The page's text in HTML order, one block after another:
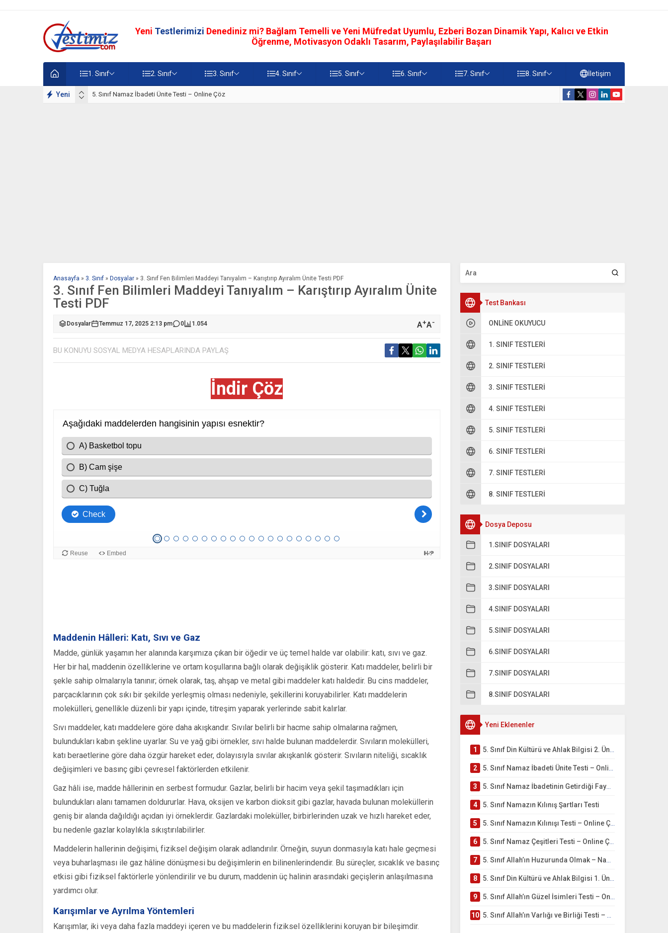
Yeni Testlerimizi Denediniz mi? Bağlam Temelli ve Yeni Müfredat Uyumlu, Ezberi Bozan Dinamik Yapı, Kalıcı ve Etkin
Öğrenme, Motivasyon Odaklı Tasarım, Paylaşılabilir Başarı
1. Sınıf 2. Sınıf 3. Sınıf 4. Sınıf 5. Sınıf 6. Sınıf 7. Sınıf 8. Sınıf İletişim
Yeni 5. Sınıf Namaz İbadeti Ünite Testi – Online Çöz
Test Bankası
ONLINE OKUYUCU
1. SINIF TESTLERI
2. SINIF TESTLERI
3. SINIF TESTLERI
4. SINIF TESTLERI
5. SINIF TESTLERI
6. SINIF TESTLERI
7. SINIF TESTLERI
8. SINIF TESTLERI
Dosya Deposu
1.SINIF DOSYALARI
2.SINIF DOSYALARI
3.SINIF DOSYALARI
4.SINIF DOSYALARI
5.SINIF DOSYALARI
6.SINIF DOSYALARI
7.SINIF DOSYALARI
8.SINIF DOSYALARI
Yeni Eklenenler
1 5. Sınıf Din Kültürü ve Ahlak Bilgisi 2. Ünite: Namaz İbadeti Çalışmaları
2 5. Sınıf Namaz İbadeti Ünite Testi – Online Çöz
3 5. Sınıf Namaz İbadetinin Getirdiği Faydalar Testi
4 5. Sınıf Namazın Kılınış Şartları Testi
5 5. Sınıf Namazın Kılınışı Testi – Online Çöz
6 5. Sınıf Namaz Çeşitleri Testi – Online Çöz
7 5. Sınıf Allah’ın Huzurunda Olmak – Namaz İbadeti Testi
8 5. Sınıf Din Kültürü ve Ahlak Bilgisi 1. Ünite: Allah İnancı Çalışmaları
9 5. Sınıf Allah’ın Güzel İsimleri Testi – Online Çöz
10 5. Sınıf Allah’ın Varlığı ve Birliği Testi – Online Çöz
Anasayfa » 3. Sınıf » Dosyalar » 3. Sınıf Fen Bilimleri Maddeyi Tanıyalım – Karıştırıp Ayıralım Ünite Testi PDF
3. Sınıf Fen Bilimleri Maddeyi Tanıyalım – Karıştırıp Ayıralım Ünite
Testi PDF
Dosyalar Temmuz 17, 2025 2:13 pm 0 1.054 A+A-
BU KONUYU SOSYAL MEDYA HESAPLARINDA PAYLAŞ
İndir Çöz
Maddenin Hâlleri: Katı, Sıvı ve Gaz
Madde, günlük yaşamın her alanında karşımıza çıkan bir öğedir ve üç temel halde var olabilir: katı, sıvı ve gaz.
Her bir hal, maddenin özelliklerine ve ortam koşullarına bağlı olarak değişiklik gösterir. Katı maddeler, belirli bir
şekle sahip olmalarıyla tanınır; örnek olarak, taş, ahşap ve metal gibi maddeler katı haldedir. Bu cins maddeler,
parçacıklarının çok sıkı bir şekilde yerleşmiş olması nedeniyle, şekillerini koruyabilirler. Katı maddelerin
molekülleri, genellikle düzenli bir yapı içinde, titreşim yaparak yerlerinde sabit kalırlar.
Sıvı maddeler, katı maddelere göre daha akışkandır. Sıvılar belirli bir hacme sahip olmalarına rağmen,
bulundukları kabın şekline uyarlar. Su ve yağ gibi örnekler, sıvı halde bulunan maddelerdir. Sıvıların molekülleri,
katı beraetlerine göre daha özgür hareket eder, dolayısıyla sıvılar akışkanlık gösterir. Sıvıların niteliği, sıcaklık
değişimleri ve basınç gibi çevresel faktörlerden etkilenir.
Gaz hâli ise, madde hâllerinin en serbest formudur. Gazlar, belirli bir hacim veya şekil taşımadıkları için
bulundukları alanı tamamen doldururlar. Hava, oksijen ve karbon dioksit gibi gazlar, havada bulunan moleküllerin
geniş bir alanda dağıldığı açıdan iyi örneklerdir. Gazlardaki moleküller, birbirlerinden uzak ve hızlı hareket eder,
bu nedenle gazlar kolaylıkla sıkıştırılabilirler.
Maddelerin hallerinin değişimi, fiziksel değişim olarak adlandırılır. Örneğin, suyun donmasıyla katı hale geçmesi
veya buharlaşması ile gaz hâline dönüşmesi bu değişimlerin en bilinenlerindendir. Bu süreçler, sıcaklık ve basınç
etkisi gibi fiziksel faktörlerle yönlendirilir ve bu durum, maddenin üç halinin arasındaki geçişlerin anlaşılmasına
yardımcı olur.
Karışımlar ve Ayrılma Yöntemleri
Karışımlar, iki veya daha fazla maddeyi içeren ve bu maddelerin fiziksel özelliklerini koruyan bir bileşimdir.